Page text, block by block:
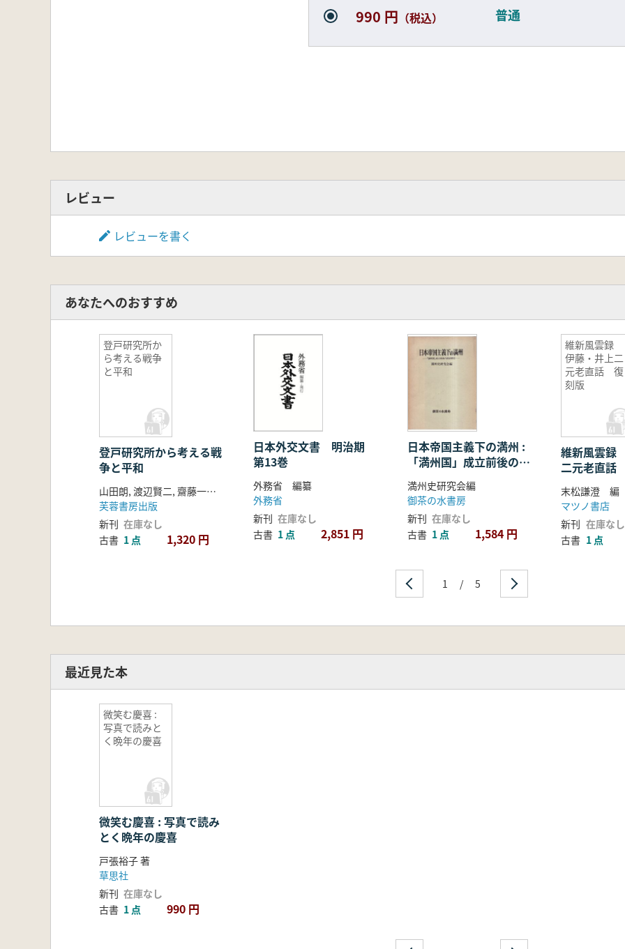
990 円 （税込） 普通
レビュー
レビューを書く
あなたへのおすすめ
登戸研究所か
ら考える戦争
と平和
登戸研究所から考える戦
争と平和
山田朗, 渡辺賢二, 齋藤一晴 著
芙蓉書房出版
新刊 在庫なし
古書 1 点 1,320 円
日本外交文書 明治期
第13巻
外務省 編纂
外務省
新刊 在庫なし
古書 1 点 2,851 円
日本帝国主義下の満州 :
「満州国」成立前後の経
済研究
満州史研究会編
御茶の水書房
新刊 在庫なし
古書 1 点 1,584 円
維新風雲録
伊藤・井上二
元老直話 復
刻版
維新風雲録
二元老直
末松謙澄 編
マツノ書店
新刊 在庫なし
古書 1 点
1 / 5
最近見た本
微笑む慶喜 :
写真で読みと
く晩年の慶喜
微笑む慶喜 : 写真で読み
とく晩年の慶喜
戸張裕子 著
草思社
新刊 在庫なし
古書 1 点 990 円